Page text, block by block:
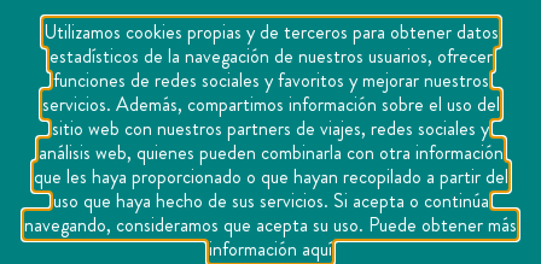
Utilizamos cookies propias y de terceros para obtener datos
estadísticos de la navegación de nuestros usuarios, ofrecer
funciones de redes sociales y favoritos y mejorar nuestros
servicios. Además, compartimos información sobre el uso del
sitio web con nuestros partners de viajes, redes sociales y
análisis web, quienes pueden combinarla con otra información
que les haya proporcionado o que hayan recopilado a partir del
uso que haya hecho de sus servicios. Si acepta o continúa
navegando, consideramos que acepta su uso. Puede obtener más
información aquí